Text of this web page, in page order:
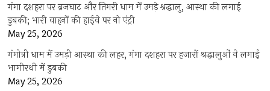
गंगा दशहरा पर ब्रजघाट और तिगरी धाम में उमड़े श्रद्धालु, आस्था की लगाई
डुबकी; भारी वाहनों की हाईवे पर नो एंट्री
May 25, 2026
गंगोत्री धाम में उमड़ी आस्था की लहर, गंगा दशहरा पर हजारों श्रद्धालुओं ने लगाई
भागीरथी में डुबकी
May 25, 2026